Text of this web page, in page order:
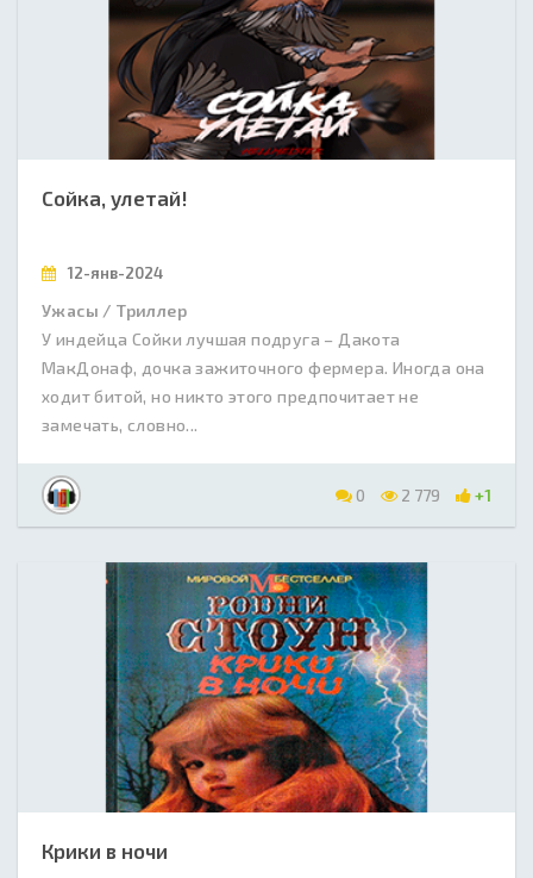
Сойка, улетай!
12-янв-2024
Ужасы / Триллер
У индейца Сойки лучшая подруга – Дакота
МакДонаф, дочка зажиточного фермера. Иногда она
ходит битой, но никто этого предпочитает не
замечать, словно...
0 2 779 +1
Крики в ночи